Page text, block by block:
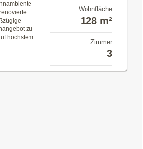
zu
höchstem
Wohnfläche
128 m²
Zimmer
3